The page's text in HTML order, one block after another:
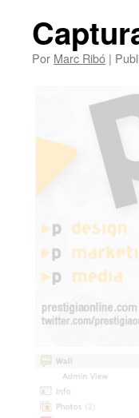
Por Marc Ribó |